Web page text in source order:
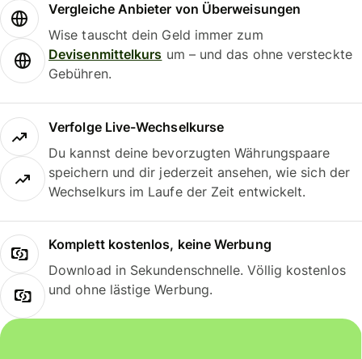
Vergleiche Anbieter von Überweisungen
Wise tauscht dein Geld immer zum
Devisenmittelkurs um – und das ohne versteckte
Gebühren.
Verfolge Live-Wechselkurse
Du kannst deine bevorzugten Währungspaare
speichern und dir jederzeit ansehen, wie sich der
Wechselkurs im Laufe der Zeit entwickelt.
Komplett kostenlos, keine Werbung
Download in Sekundenschnelle. Völlig kostenlos
und ohne lästige Werbung.